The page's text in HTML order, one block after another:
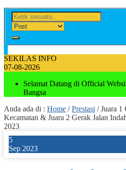
SEKILAS INFO
07-08-2026
Selamat Datang di Official
Bangsa
Anda ada di : Home /Prestasi /Juara 1
Kecamatan & Juara 2 Gerak Jalan
2023
5
Sep 2023